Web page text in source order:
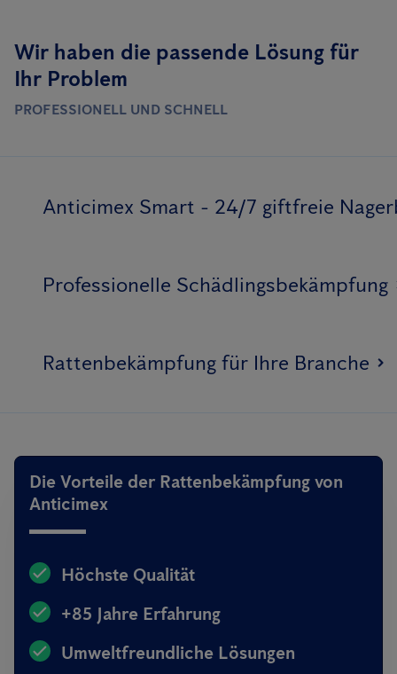
Wir haben die passende Lösung für
Ihr Problem
PROFESSIONELL UND SCHNELL
Anticimex Smart - 24/7 giftfreie
Professionelle Schädlingsbekämpfung
Rattenbekämpfung für Ihre Branche
Die Vorteile der Rattenbekämpfung von
Anticimex
Höchste Qualität
+85 Jahre Erfahrung
Umweltfreundliche Lösungen